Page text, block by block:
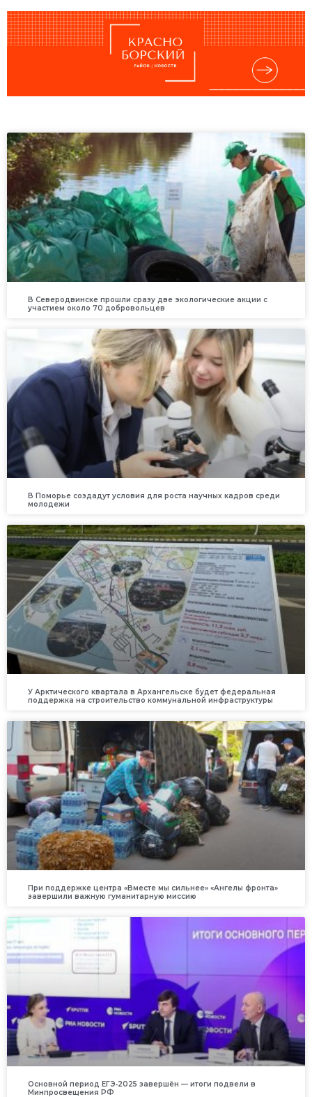
В Северодвинске прошли сразу две экологические акции с
участием около 70 добровольцев
В Поморье создадут условия для роста научных кадров среди
молодежи
У Арктического квартала в Архангельске будет федеральная
поддержка на строительство коммунальной инфраструктуры
При поддержке центра «Вместе мы сильнее» «Ангелы фронта»
завершили важную гуманитарную миссию
Основной период ЕГЭ‑2025 завершён — итоги подвели в
Минпросвещения РФ